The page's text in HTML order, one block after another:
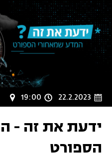
22.2.2023
19:00
ידעת את זה -
הספורט